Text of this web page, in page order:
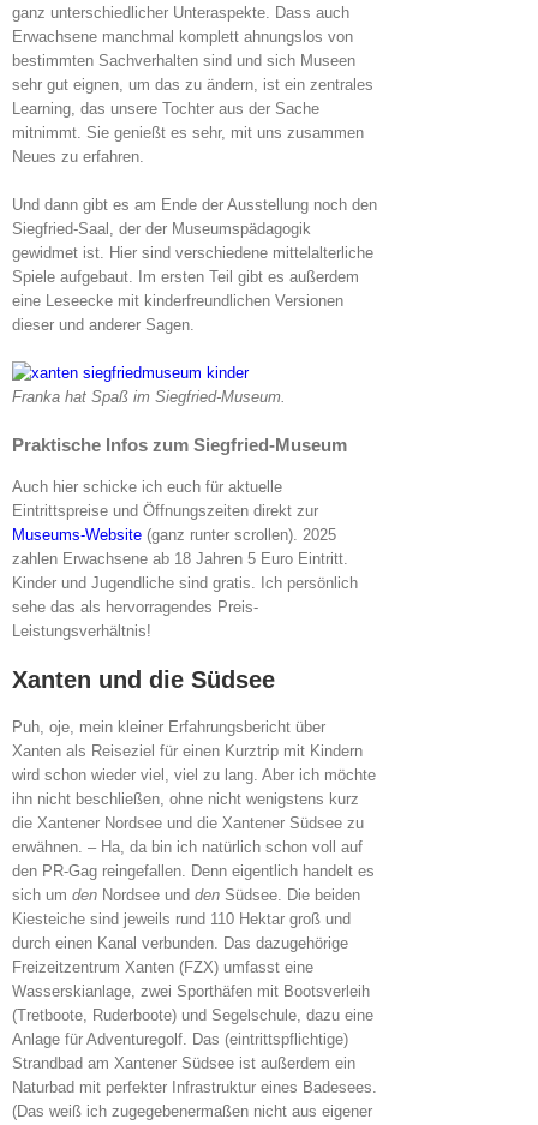
ganz unterschiedlicher Unteraspekte. Dass auch
Erwachsene manchmal komplett ahnungslos von
bestimmten Sachverhalten sind und sich Museen
sehr gut eignen, um das zu ändern, ist ein zentrales
Learning, das unsere Tochter aus der Sache
mitnimmt. Sie genießt es sehr, mit uns zusammen
Neues zu erfahren.
Und dann gibt es am Ende der Ausstellung noch den
Siegfried-Saal, der der Museumspädagogik
gewidmet ist. Hier sind verschiedene mittelalterliche
Spiele aufgebaut. Im ersten Teil gibt es außerdem
eine Leseecke mit kinderfreundlichen Versionen
dieser und anderer Sagen.
Franka hat Spaß im Siegfried-Museum.
Praktische Infos zum Siegfried-Museum
Auch hier schicke ich euch für aktuelle
Eintrittspreise und Öffnungszeiten direkt zur
Museums-Website (ganz runter scrollen). 2025
zahlen Erwachsene ab 18 Jahren 5 Euro Eintritt.
Kinder und Jugendliche sind gratis. Ich persönlich
sehe das als hervorragendes Preis-
Leistungsverhältnis!
Xanten und die Südsee
Puh, oje, mein kleiner Erfahrungsbericht über
Xanten als Reiseziel für einen Kurztrip mit Kindern
wird schon wieder viel, viel zu lang. Aber ich möchte
ihn nicht beschließen, ohne nicht wenigstens kurz
die Xantener Nordsee und die Xantener Südsee zu
erwähnen. – Ha, da bin ich natürlich schon voll auf
den PR-Gag reingefallen. Denn eigentlich handelt es
sich um den Nordsee und den Südsee. Die beiden
Kiesteiche sind jeweils rund 110 Hektar groß und
durch einen Kanal verbunden. Das dazugehörige
Freizeitzentrum Xanten (FZX) umfasst eine
Wasserskianlage, zwei Sporthäfen mit Bootsverleih
(Tretboote, Ruderboote) und Segelschule, dazu eine
Anlage für Adventuregolf. Das (eintrittspflichtige)
Strandbad am Xantener Südsee ist außerdem ein
Naturbad mit perfekter Infrastruktur eines Badesees.
(Das weiß ich zugegebenermaßen nicht aus eigener